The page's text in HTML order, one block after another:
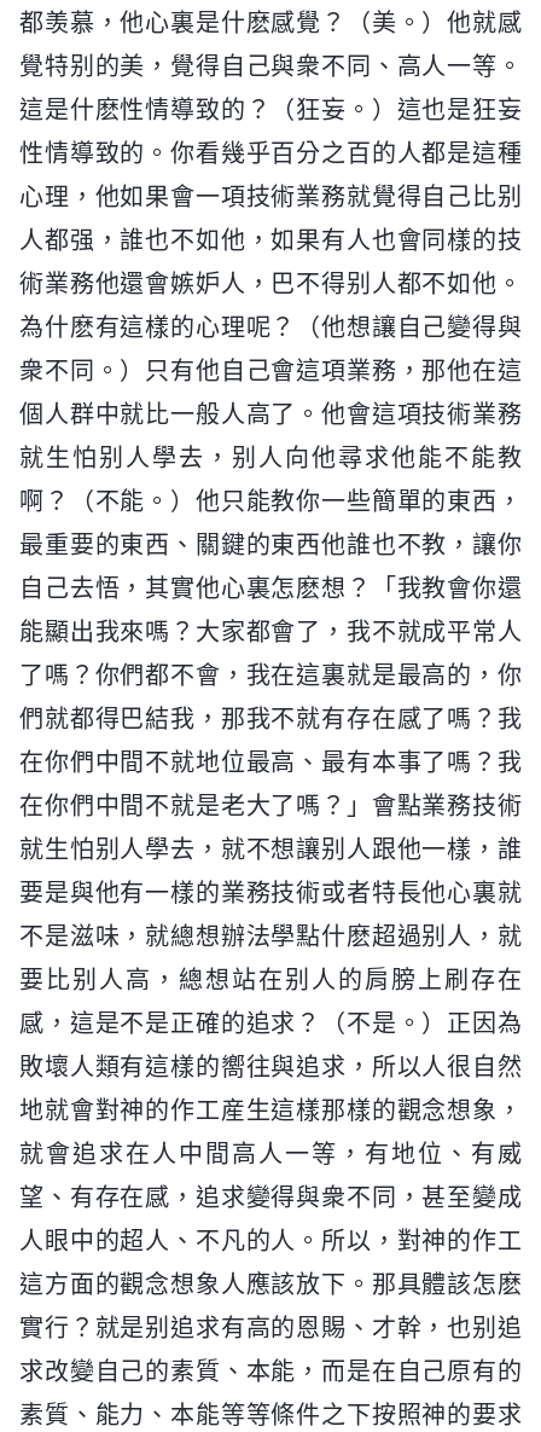
都羡慕，他心裏是什麽感覺？（美。）他就感
覺特别的美，覺得自己與衆不同、高人一等。
這是什麽性情導致的？（狂妄。）這也是狂妄
性情導致的。你看幾乎百分之百的人都是這種
心理，他如果會一項技術業務就覺得自己比别
人都强，誰也不如他，如果有人也會同樣的技
術業務他還會嫉妒人，巴不得别人都不如他。
為什麽有這樣的心理呢？（他想讓自己變得與
衆不同。）只有他自己會這項業務，那他在這
個人群中就比一般人高了。他會這項技術業務
就生怕别人學去，别人向他尋求他能不能教
啊？（不能。）他只能教你一些簡單的東西，
最重要的東西、關鍵的東西他誰也不教，讓你
自己去悟，其實他心裏怎麽想？「我教會你還
能顯出我來嗎？大家都會了，我不就成平常人
了嗎？你們都不會，我在這裏就是最高的，你
們就都得巴結我，那我不就有存在感了嗎？我
在你們中間不就地位最高、最有本事了嗎？我
在你們中間不就是老大了嗎？」會點業務技術
就生怕别人學去，就不想讓别人跟他一樣，誰
要是與他有一樣的業務技術或者特長他心裏就
不是滋味，就總想辦法學點什麽超過别人，就
要比别人高，總想站在别人的肩膀上刷存在
感，這是不是正確的追求？（不是。）正因為
敗壞人類有這樣的嚮往與追求，所以人很自然
地就會對神的作工産生這樣那樣的觀念想象，
就會追求在人中間高人一等，有地位、有威
望、有存在感，追求變得與衆不同，甚至變成
人眼中的超人、不凡的人。所以，對神的作工
這方面的觀念想象人應該放下。那具體該怎麽
實行？就是别追求有高的恩賜、才幹，也别追
求改變自己的素質、本能，而是在自己原有的
素質、能力、本能等等條件之下按照神的要求